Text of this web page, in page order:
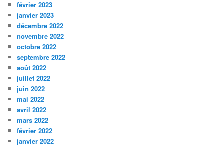
février 2023
janvier 2023
décembre 2022
novembre 2022
octobre 2022
septembre 2022
août 2022
juillet 2022
juin 2022
mai 2022
avril 2022
mars 2022
février 2022
janvier 2022